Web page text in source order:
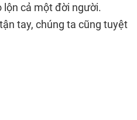
lộn cả một đời người.
tay, chúng ta cũng tuyệt